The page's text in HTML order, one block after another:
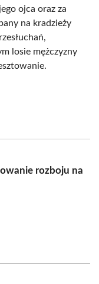
ojca oraz za
na kradzieży
losie mężczyzny
rozboju na